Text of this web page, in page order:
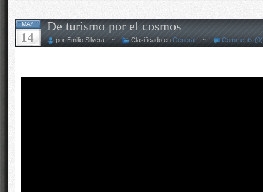
MAY
14
De turismo por el cosmos
por Emilio Silvera ~ Clasificado en General ~ Comments (0)